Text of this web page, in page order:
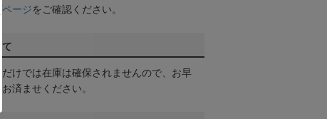
ページをご確認ください。
けでは在庫は確保されませんので、お早
済ませください。